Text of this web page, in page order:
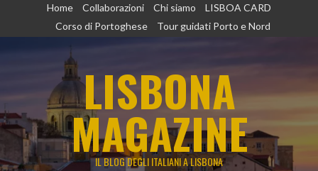
Home Collaborazioni Chi siamo
LISBOA CARD
Corso di Portoghese
Tour guidati Porto e Nord
LISBONA
MAGAZINE
IL BLOG DEGLI ITALIANI A LISBONA